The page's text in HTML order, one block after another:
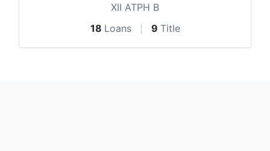
XII ATPH B
18 Loans 9 Title